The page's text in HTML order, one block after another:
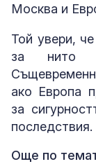
Москва и
Той увери,
за нито
ако Европа
за
последствия.
Още по